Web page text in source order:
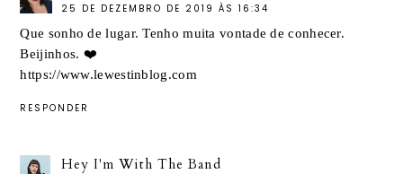
25 DE DEZEMBRO DE 2019 ÀS 16:34
Que sonho de lugar. Tenho muita vontade de conhecer.
Beijinhos. ❤️
https://www.lewestinblog.com
RESPONDER
Hey I'm With The Band